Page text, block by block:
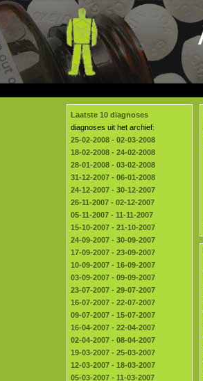
Laatste 10 diagnoses
diagnoses uit het archief:
25-02-2008 - 02-03-2008
18-02-2008 - 24-02-2008
28-01-2008 - 03-02-2008
31-12-2007 - 06-01-2008
24-12-2007 - 30-12-2007
26-11-2007 - 02-12-2007
05-11-2007 - 11-11-2007
15-10-2007 - 21-10-2007
24-09-2007 - 30-09-2007
17-09-2007 - 23-09-2007
10-09-2007 - 16-09-2007
03-09-2007 - 09-09-2007
23-07-2007 - 29-07-2007
16-07-2007 - 22-07-2007
09-07-2007 - 15-07-2007
16-04-2007 - 22-04-2007
02-04-2007 - 08-04-2007
19-03-2007 - 25-03-2007
12-03-2007 - 18-03-2007
05-03-2007 - 11-03-2007